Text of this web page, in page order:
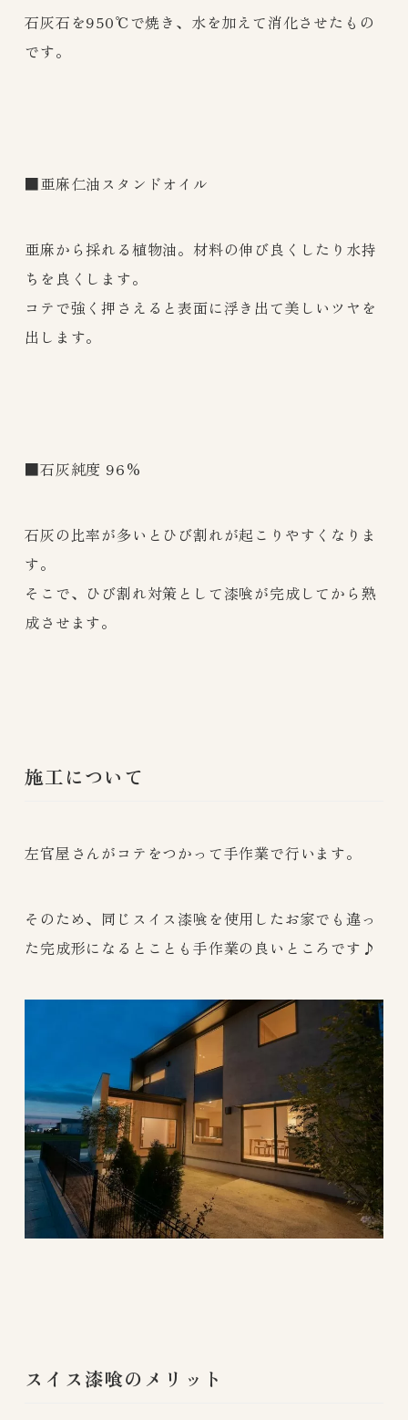
石灰石を950℃で焼き、水を加えて消化させたもの
です。
■亜麻仁油スタンドオイル
亜麻から採れる植物油。材料の伸び良くしたり水持
ちを良くします。
コテで強く押さえると表面に浮き出て美しいツヤを
出します。
■石灰純度 96%
石灰の比率が多いとひび割れが起こりやすくなりま
す。
そこで、ひび割れ対策として漆喰が完成してから熟
成させます。
施工について
左官屋さんがコテをつかって手作業で行います。
そのため、同じスイス漆喰を使用したお家でも違っ
た完成形になるとことも手作業の良いところです♪
スイス漆喰のメリット